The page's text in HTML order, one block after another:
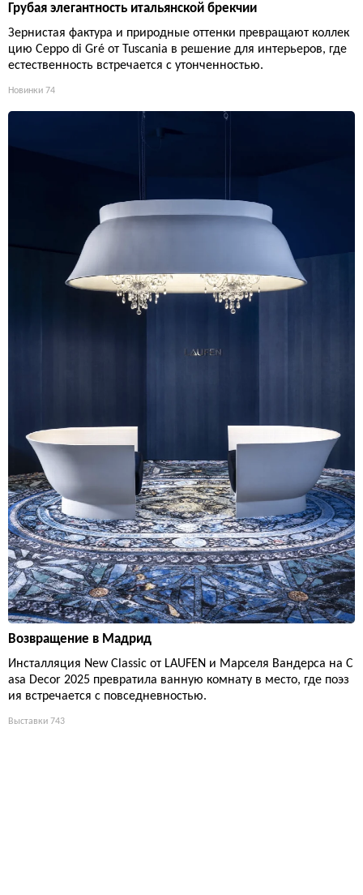
Грубая элегантность итальянской брекчии
Зернистая фактура и природные оттенки превращают коллек
цию Ceppo di Gré от Tuscania в решение для интерьеров, где
естественность встречается с утонченностью.
Новинки 74
Возвращение в Мадрид
Инсталляция New Classic от LAUFEN и Марселя Вандерса на C
asa Decor 2025 превратила ванную комнату в место, где поэз
ия встречается с повседневностью.
Выставки 743